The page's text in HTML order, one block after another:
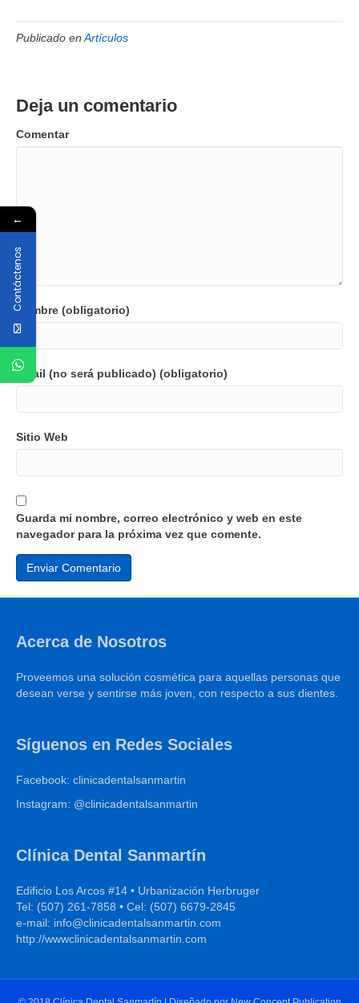
Publicado en Artículos
Deja un comentario
Comentar
Nombre (obligatorio)
Email (no será publicado) (obligatorio)
Sitio Web
Guarda mi nombre, correo electrónico y web en este
navegador para la próxima vez que comente.
Acerca de Nosotros
Proveemos una solución cosmética para aquellas personas que
desean verse y sentirse más joven, con respecto a sus dientes.
Síguenos en Redes Sociales
Facebook: clinicadentalsanmartin
Instagram: @clinicadentalsanmartin
Clínica Dental Sanmartín
Edificio Los Arcos #14 • Urbanización Herbruger
Tel: (507) 261-7858 • Cel: (507) 6679-2845
e-mail: info@clinicadentalsanmartin.com
http://wwwclinicadentalsanmartin.com
←
Contáctenos